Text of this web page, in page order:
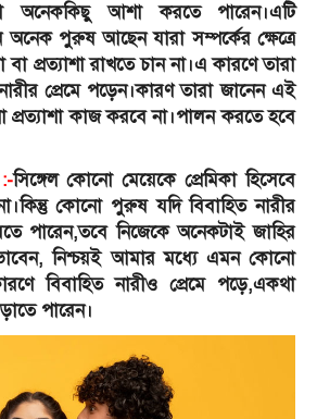
অনেককিছু আশা করতে পারেন।এটি
অনেক পুরুষ আছেন যারা সম্পর্কের ক্ষেত্রে
বা প্রত্যাশা রাখতে চান না।এ কারণে তারা
প্রেমে পড়েন।কারণ তারা জানেন এই
প্রত্যাশা কাজ করবে না।পালন করতে হবে
সিঙ্গেল কোনো মেয়েকে প্রেমিকা হিসেবে
কোনো পুরুষ যদি বিবাহিত নারীর
পারেন,তবে নিজেকে অনেকটাই জাহির
নিশ্চয়ই আমার মধ্যে এমন কোনো
বিবাহিত নারীও প্রেমে পড়ে,একথা
পারেন।